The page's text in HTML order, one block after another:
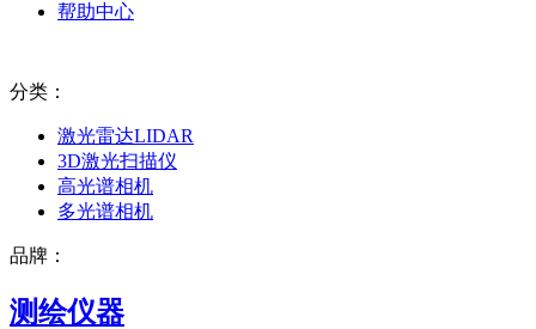
帮助中心
分类：
激光雷达LIDAR
3D激光扫描仪
高光谱相机
多光谱相机
品牌：
测绘仪器